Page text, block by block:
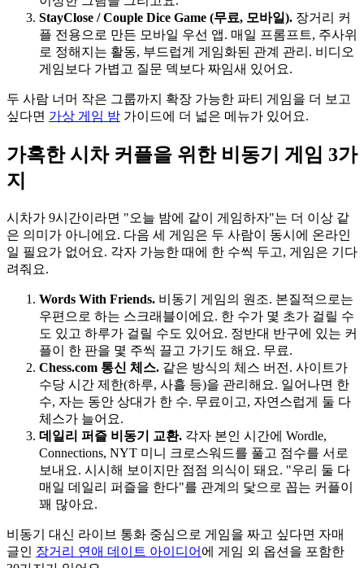
StayClose / Couple Dice Game (무료, 모바일). 장거리 커
플 전용으로 만든 모바일 우선 앱. 매일 프롬프트, 주사위
로 정해지는 활동, 부드럽게 게임화된 관계 관리. 비디오
게임보다 가볍고 질문 덱보다 짜임새 있어요.
두 사람 너머 작은 그룹까지 확장 가능한 파티 게임을 더 보고
싶다면 가상 게임 밤 가이드에 더 넓은 메뉴가 있어요.
가혹한 시차 커플을 위한 비동기 게임 3가
지
시차가 9시간이라면 "오늘 밤에 같이 게임하자"는 더 이상 같
은 의미가 아니에요. 다음 세 게임은 두 사람이 동시에 온라인
일 필요가 없어요. 각자 가능한 때에 한 수씩 두고, 게임은 기다
려줘요.
Words With Friends. 비동기 게임의 원조. 본질적으로는
우편으로 하는 스크래블이에요. 한 수가 몇 초가 걸릴 수
도 있고 하루가 걸릴 수도 있어요. 정반대 반구에 있는 커
플이 한 판을 몇 주씩 끌고 가기도 해요. 무료.
Chess.com 통신 체스. 같은 방식의 체스 버전. 사이트가
수당 시간 제한(하루, 사흘 등)을 관리해요. 일어나면 한
수, 자는 동안 상대가 한 수. 무료이고, 자연스럽게 둘 다
체스가 늘어요.
데일리 퍼즐 비동기 교환. 각자 본인 시간에 Wordle,
Connections, NYT 미니 크로스워드를 풀고 점수를 서로
보내요. 시시해 보이지만 점점 의식이 돼요. "우리 둘 다
매일 데일리 퍼즐을 한다"를 관계의 닻으로 꼽는 커플이
꽤 많아요.
비동기 대신 라이브 통화 중심으로 게임을 짜고 싶다면 자매
글인 장거리 연애 데이트 아이디어 에 게임 외 옵션을 포함한